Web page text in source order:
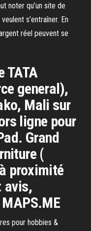
noter qu’un site de
s’entraîner. En
réel peuvent se
TATA
general),
Mali sur
ligne pour
Grand
(
proximité
avis,
pour hobbies &